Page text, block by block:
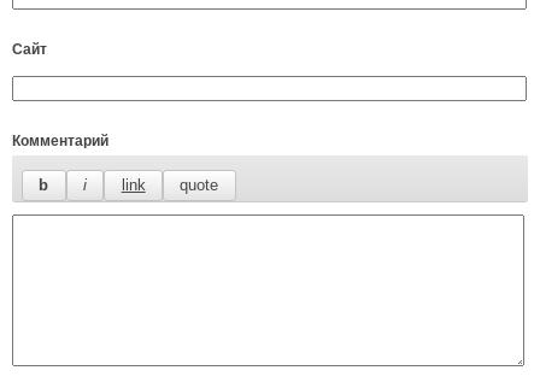
Сайт
Комментарий